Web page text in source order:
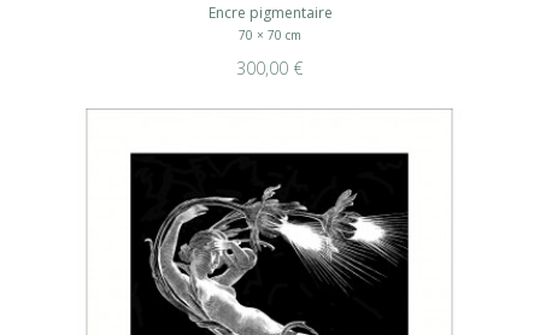
Encre pigmentaire
70 × 70 cm
300,00 €